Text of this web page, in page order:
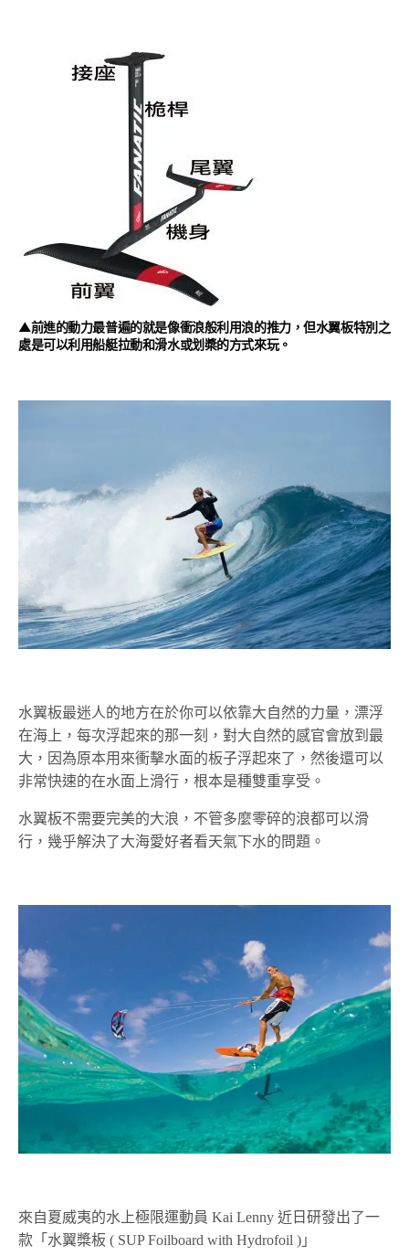
▲前進的動力最普遍的就是像衝浪般利用浪的推力，但水翼板特別之
處是可以利用船艇拉動和滑水或划槳的方式來玩。
水翼板最迷人的地方在於你可以依靠大自然的力量，漂浮
在海上，每次浮起來的那一刻，對大自然的感官會放到最
大，因為原本用來衝擊水面的板子浮起來了，然後還可以
非常快速的在水面上滑行，根本是種雙重享受。
水翼板不需要完美的大浪，不管多麼零碎的浪都可以滑
行，幾乎解決了大海愛好者看天氣下水的問題。
來自夏威夷的水上極限運動員 Kai Lenny 近日研發出了一
款「水翼槳板 ( SUP Foilboard with Hydrofoil )」